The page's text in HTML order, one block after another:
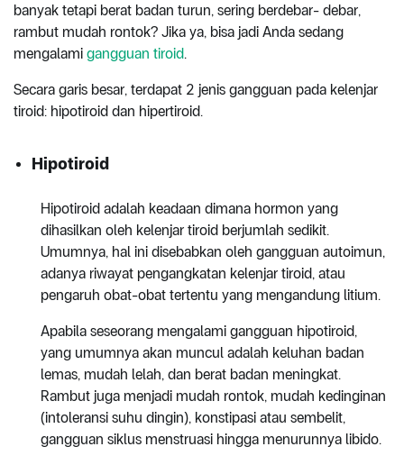
banyak tetapi berat badan turun, sering berdebar- debar,
rambut mudah rontok? Jika ya, bisa jadi Anda sedang
mengalami gangguan tiroid.
Secara garis besar, terdapat 2 jenis gangguan pada kelenjar
tiroid: hipotiroid dan hipertiroid.
Hipotiroid
Hipotiroid adalah keadaan dimana hormon yang
dihasilkan oleh kelenjar tiroid berjumlah sedikit.
Umumnya, hal ini disebabkan oleh gangguan autoimun,
adanya riwayat pengangkatan kelenjar tiroid, atau
pengaruh obat-obat tertentu yang mengandung litium.
Apabila seseorang mengalami gangguan hipotiroid,
yang umumnya akan muncul adalah keluhan badan
lemas, mudah lelah, dan berat badan meningkat.
Rambut juga menjadi mudah rontok, mudah kedinginan
(intoleransi suhu dingin), konstipasi atau sembelit,
gangguan siklus menstruasi hingga menurunnya libido.